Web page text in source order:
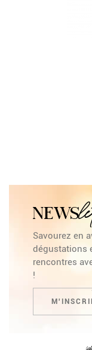
NEWS
Savourez en
dégustations
rencontres
!